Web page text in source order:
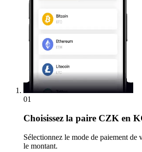
01
Choisissez la paire CZK en
Sélectionnez le mode de paiement de
le montant.